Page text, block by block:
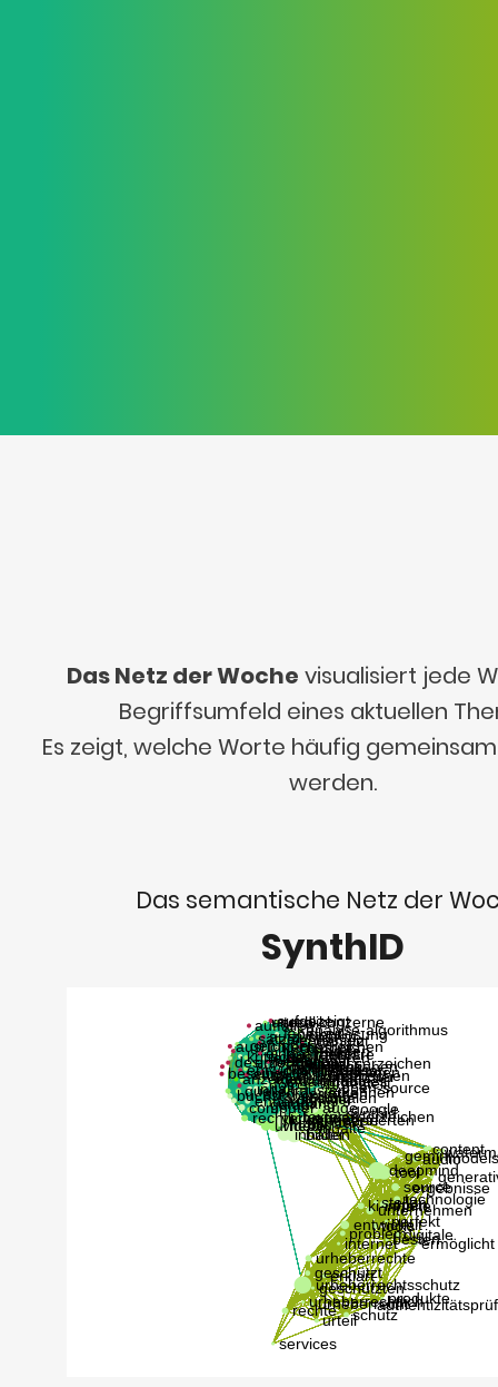
Das Netz der Woche visualisiert jede
Begriffsumfeld eines aktuellen
Es zeigt, welche Worte häufig
werden.
Das semantische Netz der
SynthID